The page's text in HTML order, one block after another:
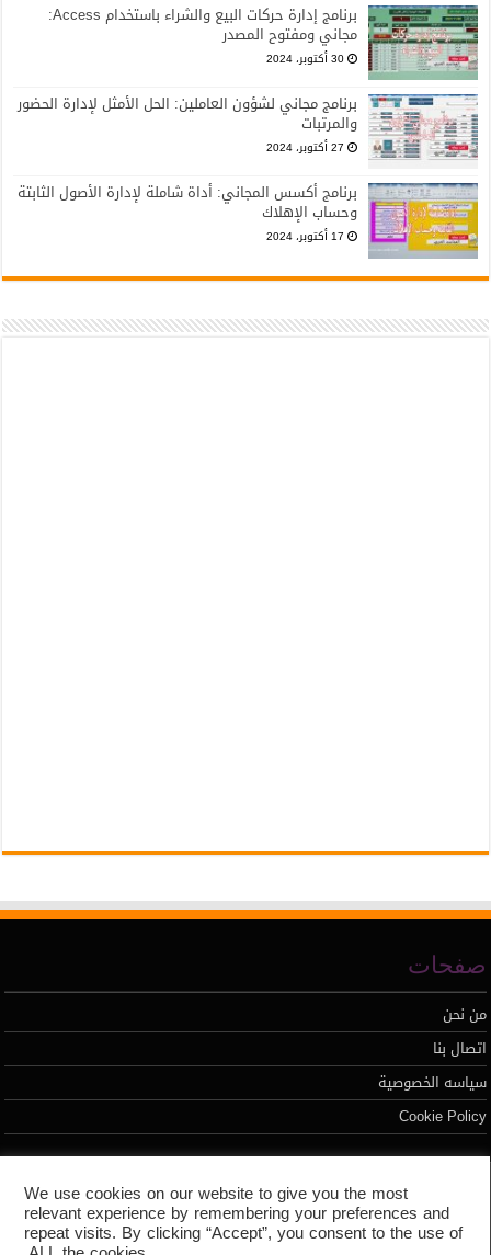
برنامج إدارة حركات البيع والشراء باستخدام Access:
مجاني ومفتوح المصدر
30 أكتوبر، 2024
برنامج مجاني لشؤون العاملين: الحل الأمثل لإدارة الحضور
والمرتبات
27 أكتوبر، 2024
برنامج أكسس المجاني: أداة شاملة لإدارة الأصول الثابتة
وحساب الإهلاك
17 أكتوبر، 2024
صفحات
من نحن
اتصال بنا
سياسه الخصوصية
Cookie Policy
تطوير محمد السيد
We use cookies on our website to give you the most
relevant experience by remembering your preferences and
repeat visits. By clicking “Accept”, you consent to the use of